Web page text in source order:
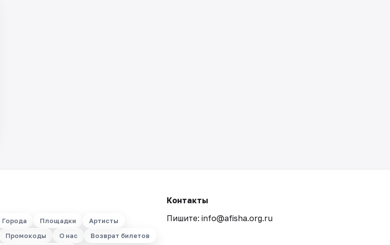
Города Площадки
Артисты
Промокоды О нас Возврат билетов
Контакты
Пишите: info@afisha.org.ru